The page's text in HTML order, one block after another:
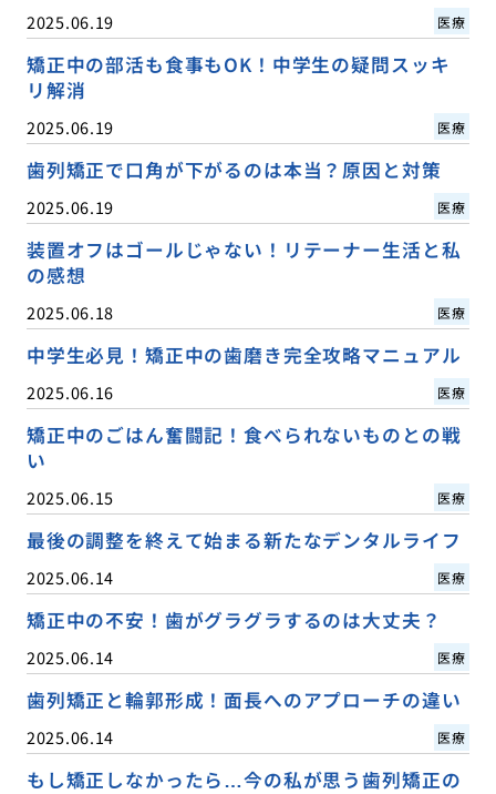
2025.06.19 医療
矯正中の部活も食事もOK！中学生の疑問スッキ
リ解消
2025.06.19 医療
歯列矯正で口角が下がるのは本当？原因と対策
2025.06.19 医療
装置オフはゴールじゃない！リテーナー生活と私
の感想
2025.06.18 医療
中学生必見！矯正中の歯磨き完全攻略マニュアル
2025.06.16 医療
矯正中のごはん奮闘記！食べられないものとの戦
い
2025.06.15 医療
最後の調整を終えて始まる新たなデンタルライフ
2025.06.14 医療
矯正中の不安！歯がグラグラするのは大丈夫？
2025.06.14 医療
歯列矯正と輪郭形成！面長へのアプローチの違い
2025.06.14 医療
もし矯正しなかったら…今の私が思う歯列矯正の